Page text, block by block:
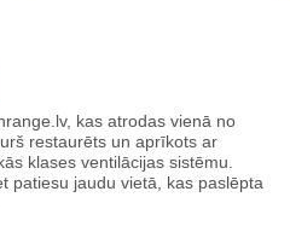
kas atrodas vienā no
restaurēts un aprīkots ar
klases ventilācijas sistēmu.
patiesu jaudu vietā, kas paslēpta